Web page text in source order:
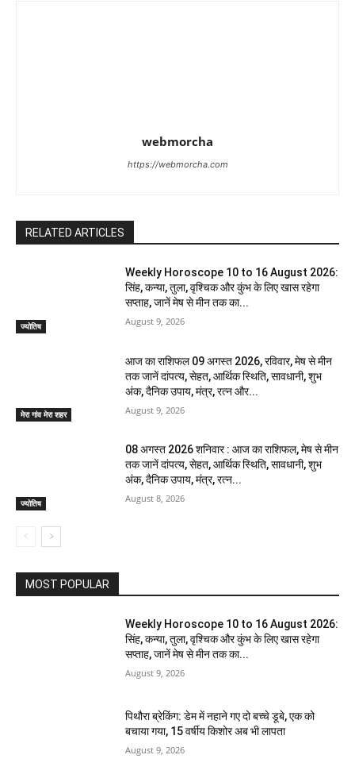
webmorcha
https://webmorcha.com
RELATED ARTICLES
ज्योतिष
Weekly Horoscope 10 to 16 August 2026:
सिंह, कन्या, तुला, वृश्चिक और कुंभ के लिए खास रहेगा
सप्ताह, जानें मेष से मीन तक का...
August 9, 2026
मेरा गांव मेरा शहर
आज का राशिफल 09 अगस्त 2026, रविवार, मेष से मीन
तक जानें दांपत्य, सेहत, आर्थिक स्थिति, सावधानी, शुभ
अंक, दैनिक उपाय, मंत्र, रत्न और...
August 9, 2026
ज्योतिष
08 अगस्त 2026 शनिवार : आज का राशिफल, मेष से मीन
तक जानें दांपत्य, सेहत, आर्थिक स्थिति, सावधानी, शुभ
अंक, दैनिक उपाय, मंत्र, रत्न...
August 8, 2026
MOST POPULAR
Weekly Horoscope 10 to 16 August 2026:
सिंह, कन्या, तुला, वृश्चिक और कुंभ के लिए खास रहेगा
सप्ताह, जानें मेष से मीन तक का...
August 9, 2026
पिथौरा ब्रेकिंग: डेम में नहाने गए दो बच्चे डूबे, एक को
बचाया गया, 15 वर्षीय किशोर अब भी लापता
August 9, 2026